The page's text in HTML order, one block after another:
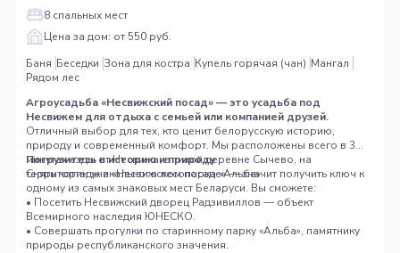
8 спальных мест
Цена за дом: от 550 руб.
Баня Беседки Зона для костра Купель горячая (чан) Мангал
Рядом лес
Агроусадьба «Несвижский посад» — это усадьба под
Несвижем для отдыха с семьей или компанией друзей.
Отличный выбор для тех, кто ценит белорусскую историю,
природу и современный комфорт. Мы расположены всего в 3
минутах езды от Несвижа, в тихой деревне Сычево, на
территории уникального лесопарка «Альба».
Погрузитесь в историю и природу
Снять коттедж в «Несвижском посаде» — значит получить ключ к
одному из самых знаковых мест Беларуси. Вы сможете:
• Посетить Несвижский дворец Радзивиллов — объект
Всемирного наследия ЮНЕСКО.
• Совершать прогулки по старинному парку «Альба», памятнику
природы республиканского значения.